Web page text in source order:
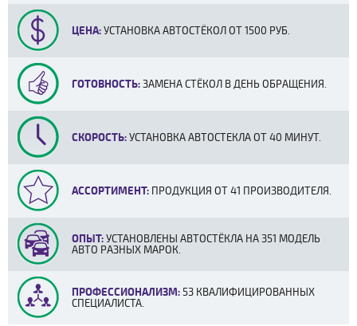
ЦЕНА: УСТАНОВКА АВТОСТЁКОЛ ОТ 1500 РУБ.
ГОТОВНОСТЬ: ЗАМЕНА СТЁКОЛ В ДЕНЬ ОБРАЩЕНИЯ.
СКОРОСТЬ: УСТАНОВКА АВТОСТЕКЛА ОТ 40 МИНУТ.
АССОРТИМЕНТ: ПРОДУКЦИЯ ОТ 41 ПРОИЗВОДИТЕЛЯ.
ОПЫТ: УСТАНОВЛЕНЫ АВТОСТЁКЛА НА 351 МОДЕЛЬ
АВТО РАЗНЫХ МАРОК.
ПРОФЕССИОНАЛИЗМ: 53 КВАЛИФИЦИРОВАННЫХ
СПЕЦИАЛИСТА.